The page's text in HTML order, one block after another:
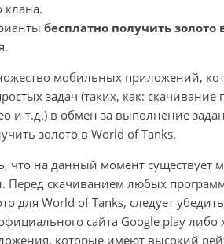
клана.
бесплатно получить золото
мобильных приложений,
задач (таких, как:
и т.д.) в обмен за выполнение
золото вWorld ofTanks.
что на данный момент существует
скачиванием любых
дляWorld ofTanks, следует
сайта Google play либо
которые имеют высокий